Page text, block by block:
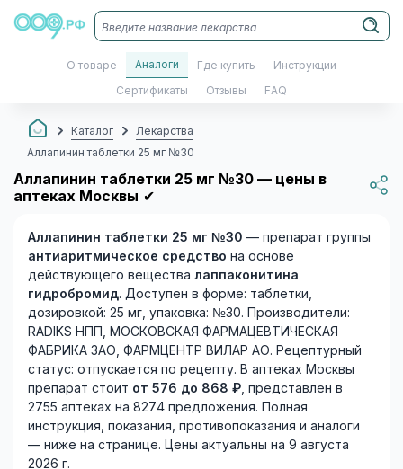
О товаре Аналоги Где купить Инструкции
Сертификаты Отзывы FAQ
Каталог
Лекарства
Аллапинин таблетки 25 мг №30
Аллапинин таблетки 25 мг №30 — цены в
аптеках Москвы ✔
Аллапинин таблетки 25 мг №30 — препарат группы
антиаритмическое средство на основе
действующего вещества лаппаконитина
гидробромид. Доступен в форме: таблетки,
дозировкой: 25 мг, упаковка: №30. Производители:
RADIKS НПП, МОСКОВСКАЯ ФАРМАЦЕВТИЧЕСКАЯ
ФАБРИКА ЗАО, ФАРМЦЕНТР ВИЛАР АО. Рецептурный
статус: отпускается по рецепту. В аптеках Москвы
препарат стоит от 576 до 868 ₽, представлен в
2755 аптеках на 8274 предложения. Полная
инструкция, показания, противопоказания и аналоги
— ниже на странице. Цены актуальны на 9 августа
2026 г.